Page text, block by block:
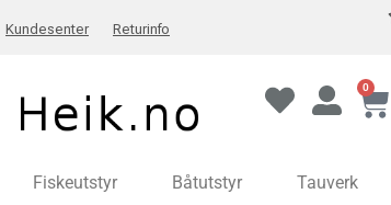
Kundesenter Returinfo
0
Fiskeutstyr Båtutstyr Tauverk